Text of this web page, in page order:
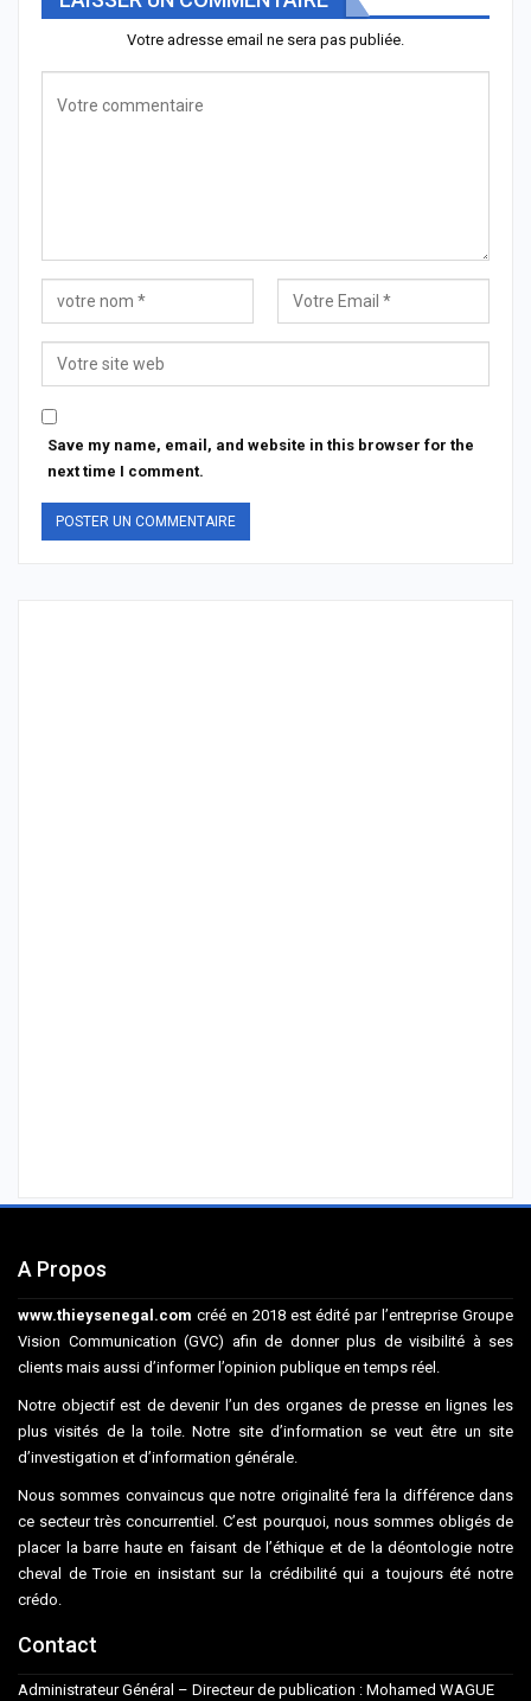
Votre adresse email ne sera pas publiée.
Save my name, email, and website in this browser for the
next time I comment.
A Propos
www.thieysenegal.com créé en 2018 est édité par l’entreprise Groupe
Vision Communication (GVC) afin de donner plus de visibilité à ses
clients mais aussi d’informer l’opinion publique en temps réel.
Notre objectif est de devenir l’un des organes de presse en lignes les
plus visités de la toile. Notre site d’information se veut être un site
d’investigation et d’information générale.
Nous sommes convaincus que notre originalité fera la différence dans
ce secteur très concurrentiel. C’est pourquoi, nous sommes obligés de
placer la barre haute en faisant de l’éthique et de la déontologie notre
cheval de Troie en insistant sur la crédibilité qui a toujours été notre
crédo.
Contact
Administrateur Général – Directeur de publication : Mohamed WAGUE